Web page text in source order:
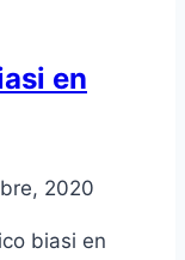
en
2020
biasi en